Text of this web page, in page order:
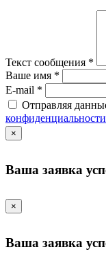
Текст сообщения *
Ваше имя *
E-mail *
Отправляя
конфиденциальности
×
Ваша заявка
×
Ваша заявка